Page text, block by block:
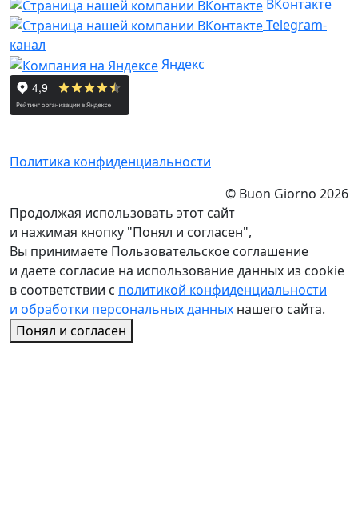
ВКонтакте
Telegram-
канал
Яндекс
Политика конфиденциальности
© Buon Giorno 2026
Продолжая использовать этот сайт
и нажимая кнопку "Понял и согласен",
Вы принимаете Пользовательское соглашение
и даете согласие на использование данных из cookie
в соответствии с политикой конфиденциальности
и обработки персональных данных нашего сайта.
Понял и согласен